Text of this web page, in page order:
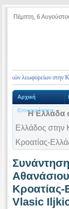
Πέμπτη, 6
λεωφορείων στην
Αρχική
Επικαιρότητα
Η Ελλάδα
Ελλάδος στην
Κροατίας-
Κροατίας-
Vlasic